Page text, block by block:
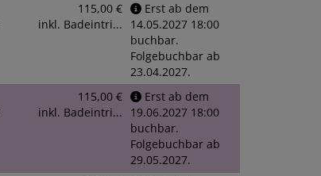
115,00 €
inkl. Badeintri...
Erst ab dem
14.05.2027 18:00
buchbar.
Folgebuchbar ab
23.04.2027.
115,00 €
inkl. Badeintri...
Erst ab dem
19.06.2027 18:00
buchbar.
Folgebuchbar ab
29.05.2027.